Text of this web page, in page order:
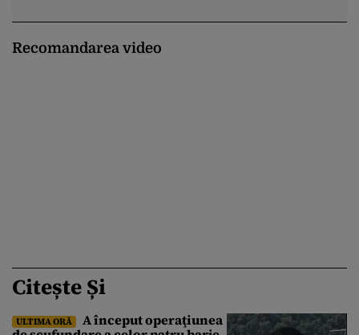
Recomandarea video
Citește Și
ULTIMA ORĂ
A început operaţiunea